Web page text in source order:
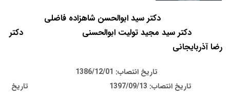
دکتر سید ابوالحسن شاهزاده فاضلی
دکتر سید مجید تولیت ابوالحسنی
دکتر
رضا آذربایجانی
تاریخ انتصاب: 1386/12/01
تاریخ انتصاب: 1397/09/13
تاریخ